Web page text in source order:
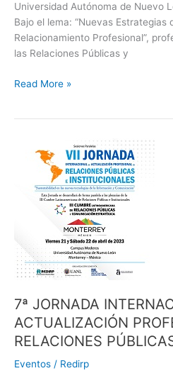
Universidad Autónoma de Nuevo
Bajo el lema: “Nuevas Estrategias
Relacionamiento Profesional”,
las Relaciones Públicas y
Read More »
7ª JORNADA
ACTUALIZACIÓN
RELACIONES
Eventos / Redirp
JORNADA
INTERNACIONAL
ACTUALIZACIÓN
PROFESIONAL
RELACIONES
PÚBLICAS